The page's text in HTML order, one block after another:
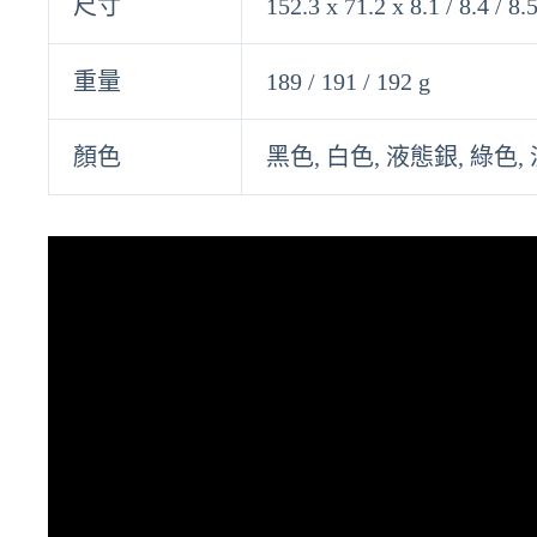
尺寸 152.3 x 71.2 x 8.1 / 8.4 /
重量 189 / 191 / 192 g
顏色 黑色, 白色, 液態銀, 綠色,